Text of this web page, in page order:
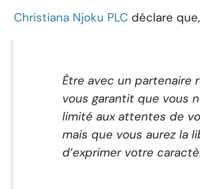
Christiana Njoku PLC déclare que,
Être avec un partenaire
vous garantit que vous
limité aux attentes de
mais que vous aurez la
d’exprimer votre